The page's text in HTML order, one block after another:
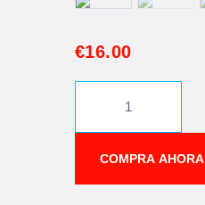
€16.00
COMPRA AHORA